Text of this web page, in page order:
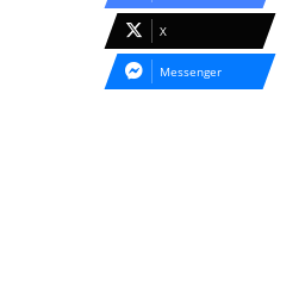
X
Messenger